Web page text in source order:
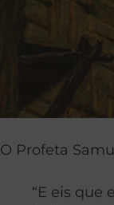
O Profeta
“E eis que